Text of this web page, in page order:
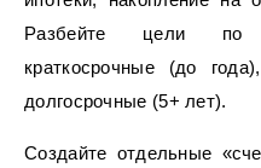
Разбейте цели по
краткосрочные (до
долгосрочные (5+ лет).
Создайте отдельные